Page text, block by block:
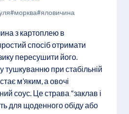
#морква#яловичина
з картоплею в
спосіб отримати
пересушити його.
тушкуванню при стабільній
м’яким, а овочі
соус. Це страва “заклав і
для щоденного обіду або